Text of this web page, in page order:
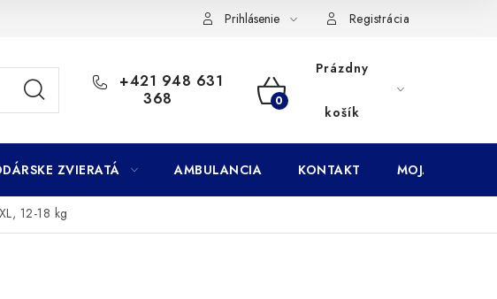
Subory Cookies Vernostný program AbovZoo
Prihlásenie Registrácia
+421 948 631
368
NÁKUPNÝ
Prázdny
košík
ZVIERATÁ AMBULANCIA KONTAKT MOJA
12-18 kg